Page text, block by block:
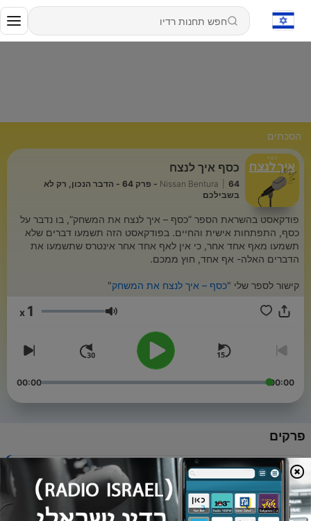
הסכתים
כסף איך לנצח
Nissan Bentura
64 - פרק 64 - הדבר הנכון, רק לא
בשבילכם
פודקאסט בהשראת הספר ”כסף – איך לנצח את המשחק”, בו נדבר על
כסף, התפתחות אישית והחיים. בפודקאסט הזה תשמעו דברים שלא
תשמעו מאף אחד אחר, כי אין לאף אחד אחר אינטרס שתשמעו את
הדברים האלה- אף אחד, חוץ ממכם.
קישור לספר שלי "כסף – איך לנצח את המשחק"
עוצמת שמע 1
00:00
00:00
פרקים
64
- פרק 64 - הדבר הנכון, רק לא בשבילכם
26 יולי 2026
63 פרק 63 - השקעות מאקרו